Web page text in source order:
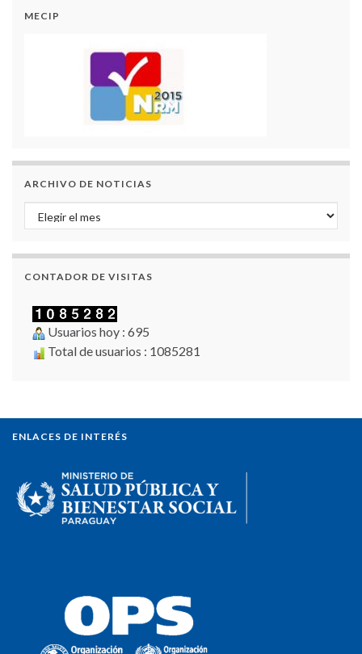
MECIP
ARCHIVO DE NOTICIAS
Archivo de Noticias
CONTADOR DE VISITAS
Usuarios hoy : 695
Total de usuarios : 1085281
ENLACES DE INTERÉS